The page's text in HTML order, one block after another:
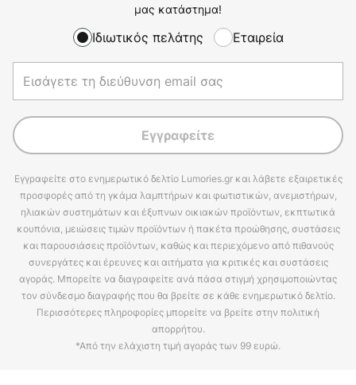
μας κατάστημα!
Ιδιωτικός πελάτης Εταιρεία
Εγγραφείτε
Εγγραφείτε στο ενημερωτικό δελτίο Lumories.gr και λάβετε εξαιρετικές
προσφορές από τη γκάμα λαμπτήρων και φωτιστικών, ανεμιστήρων,
ηλιακών συστημάτων και έξυπνων οικιακών προϊόντων, εκπτωτικά
κουπόνια, μειώσεις τιμών προϊόντων ή πακέτα προώθησης, συστάσεις
και παρουσιάσεις προϊόντων, καθώς και περιεχόμενο από πιθανούς
συνεργάτες και έρευνες και αιτήματα για κριτικές και συστάσεις
αγοράς. Μπορείτε να διαγραφείτε ανά πάσα στιγμή χρησιμοποιώντας
τον σύνδεσμο διαγραφής που θα βρείτε σε κάθε ενημερωτικό δελτίο.
Περισσότερες πληροφορίες μπορείτε να βρείτε στην πολιτική
απορρήτου.
*Από την ελάχιστη τιμή αγοράς των 99 ευρώ.